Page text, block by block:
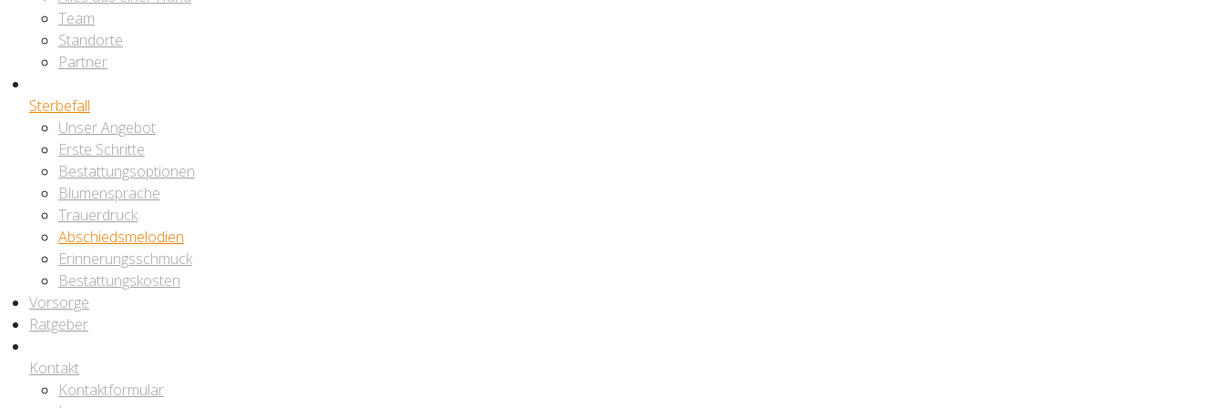
Team
Standorte
Partner
Sterbefall
Unser Angebot
Erste Schritte
Bestattungsoptionen
Blumensprache
Trauerdruck
Abschiedsmelodien
Erinnerungsschmuck
Bestattungskosten
Vorsorge
Ratgeber
Kontakt
Kontaktformular